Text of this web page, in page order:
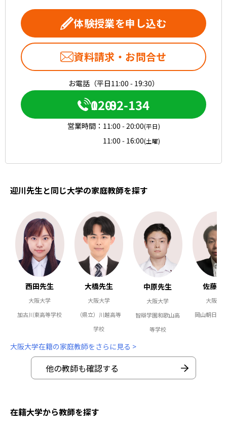
体験授業を申し込む
資料請求・お問合せ
お電話（平日11:00 - 19:30）
0120-082-134
営業時間： 11:00 - 20:00(平日)
11:00 - 16:00(土曜)
迎川先生と同じ大学の家庭教師を探す
西田先生
大阪大学
加古川東高等学校
大橋先生
大阪大学
（県立）川越高等
学校
中原先生
大阪大学
智辯学園和歌山高
等学校
佐藤先
大阪大
岡山朝日高
大阪大学在籍の家庭教師をさらに見る >
他の教師も確認する
在籍大学から教師を探す